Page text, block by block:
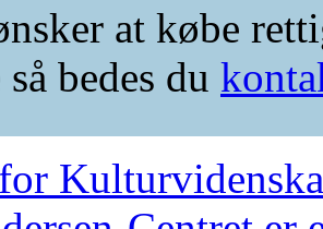
at købe
bedes du